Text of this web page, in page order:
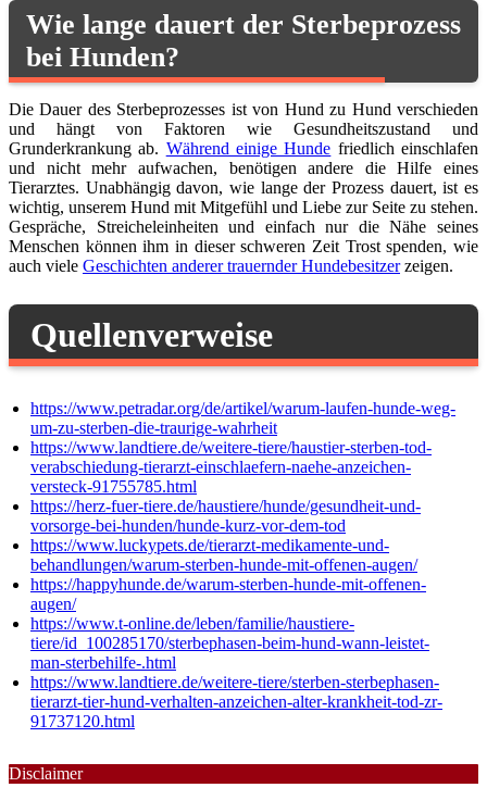
Wie lange dauert der Sterbeprozess
bei Hunden?
Die Dauer des Sterbeprozesses ist von Hund zu Hund verschieden
und hängt von Faktoren wie Gesundheitszustand und
Grunderkrankung ab. Während einige Hunde friedlich einschlafen
und nicht mehr aufwachen, benötigen andere die Hilfe eines
Tierarztes. Unabhängig davon, wie lange der Prozess dauert, ist es
wichtig, unserem Hund mit Mitgefühl und Liebe zur Seite zu stehen.
Gespräche, Streicheleinheiten und einfach nur die Nähe seines
Menschen können ihm in dieser schweren Zeit Trost spenden, wie
auch viele Geschichten anderer trauernder Hundebesitzerzeigen.
Quellenverweise
https://www.petradar.org/de/artikel/warum-laufen-hunde-weg-
um-zu-sterben-die-traurige-wahrheit
https://www.landtiere.de/weitere-tiere/haustier-sterben-tod-
verabschiedung-tierarzt-einschlaefern-naehe-anzeichen-
versteck-91755785.html
https://herz-fuer-tiere.de/haustiere/hunde/gesundheit-und-
vorsorge-bei-hunden/hunde-kurz-vor-dem-tod
https://www.luckypets.de/tierarzt-medikamente-und-
behandlungen/warum-sterben-hunde-mit-offenen-augen/
https://happyhunde.de/warum-sterben-hunde-mit-offenen-
augen/
https://www.t-online.de/leben/familie/haustiere-
tiere/id_100285170/sterbephasen-beim-hund-wann-leistet-
man-sterbehilfe-.html
https://www.landtiere.de/weitere-tiere/sterben-sterbephasen-
tierarzt-tier-hund-verhalten-anzeichen-alter-krankheit-tod-zr-
91737120.html
Disclaimer